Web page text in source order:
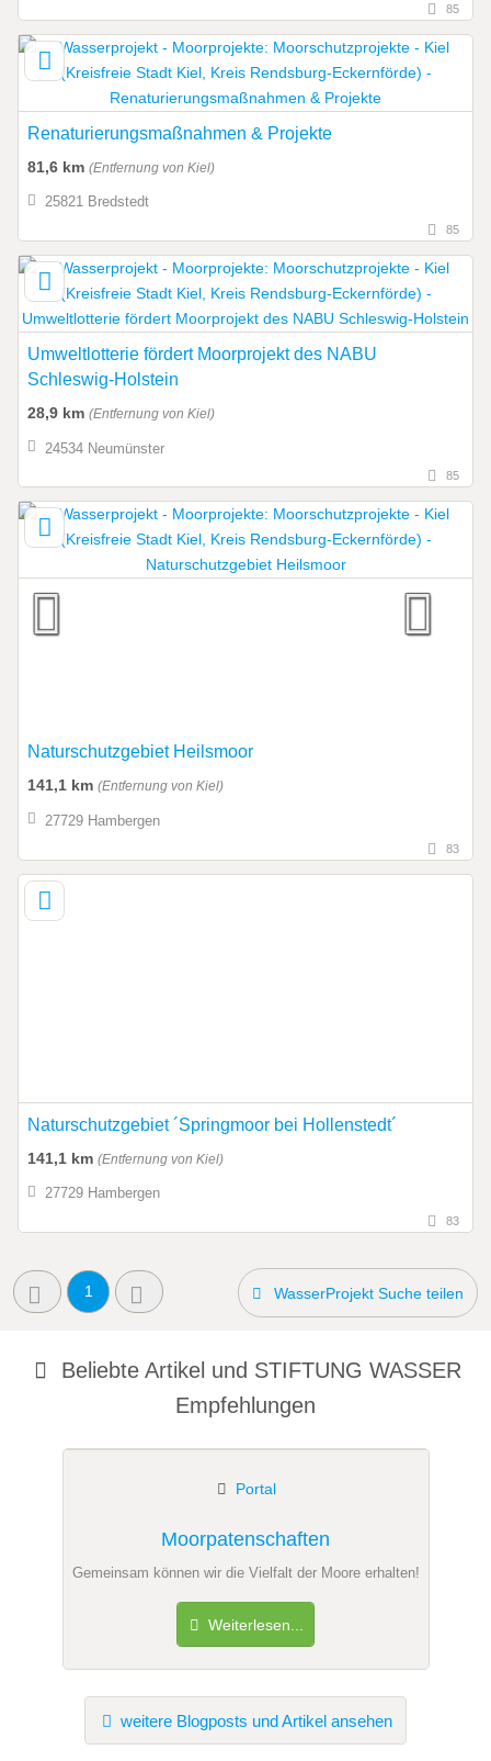
85
Renaturierungsmaßnahmen & Projekte
81,6 km (Entfernung von Kiel)
25821 Bredstedt
85
Umweltlotterie fördert Moorprojekt des NABU
Schleswig-Holstein
28,9 km (Entfernung von Kiel)
24534 Neumünster
85
Naturschutzgebiet Heilsmoor
141,1 km (Entfernung von Kiel)
27729 Hambergen
83
Naturschutzgebiet ´Springmoor bei Hollenstedt´
141,1 km (Entfernung von Kiel)
27729 Hambergen
83
1 WasserProjekt Suche teilen
Beliebte Artikel und STIFTUNG WASSER
Empfehlungen
Moorpatenschaften
Portal
Gemeinsam können wir die Vielfalt der Moore erhalten!
Weiterlesen...
weitere Blogposts und Artikel ansehen